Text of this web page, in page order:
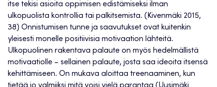
itse tekisi asioita oppimisen edistämiseksi ilman
ulkopuolista kontrollia tai palkitsemista. (Kivenmäki 2015,
38) Onnistumisen tunne ja saavutukset ovat kuitenkin
yleisesti monelle positiivisia motivaation lähteitä.
Ulkopuolinen rakentava palaute on myös hedelmällistä
motivaatiolle – sellainen palaute, josta saa ideoita itsensä
kehittämiseen. On mukava aloittaa treenaaminen, kun